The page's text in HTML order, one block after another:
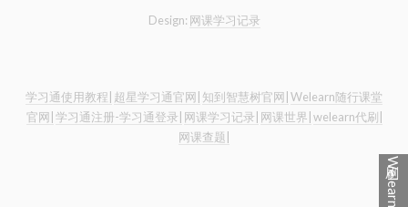
Design: 网课学习记录
学习通使用教程| 超星学习通官网| 知到智慧树官网| Welearn随行课堂
官网| 学习通注册-学习通登录| 网课学习记录| 网课世界| welearn代刷|
网课查题|
刷Welearn点这里